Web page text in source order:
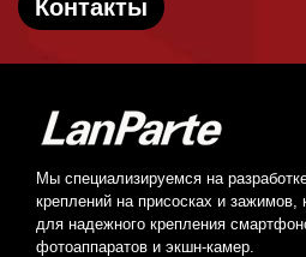
Контакты
Мы специализируемся на
креплений на присосках и зажимов,
для надежного крепления
фотоаппаратов и экшн-камер.